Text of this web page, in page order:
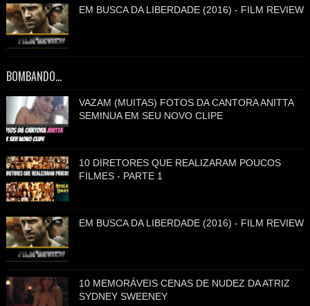
EM BUSCA DA LIBERDADE (2016) - FILM REVIEW
BOMBANDO...
VAZAM (MUITAS) FOTOS DA CANTORA ANITTA
SEMINUA EM SEU NOVO CLIPE
10 DIRETORES QUE REALIZARAM POUCOS
FILMES - PARTE 1
EM BUSCA DA LIBERDADE (2016) - FILM REVIEW
10 MEMORÁVEIS CENAS DE NUDEZ DA ATRIZ
SYDNEY SWEENEY